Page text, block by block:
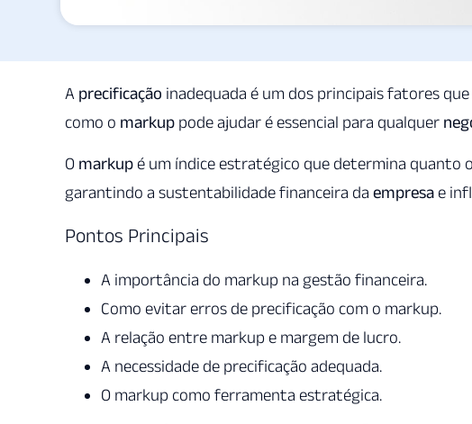
A precificação inadequada é um dos principais fatores
como o markup pode ajudar é essencial para qualquer
O markup é um índice estratégico que determina quanto o
garantindo a sustentabilidade financeira da empresa e
Pontos Principais
A importância do markup na gestão financeira.
Como evitar erros de precificação com o markup.
A relação entre markup e margem de lucro.
A necessidade de precificação adequada.
O markup como ferramenta estratégica.